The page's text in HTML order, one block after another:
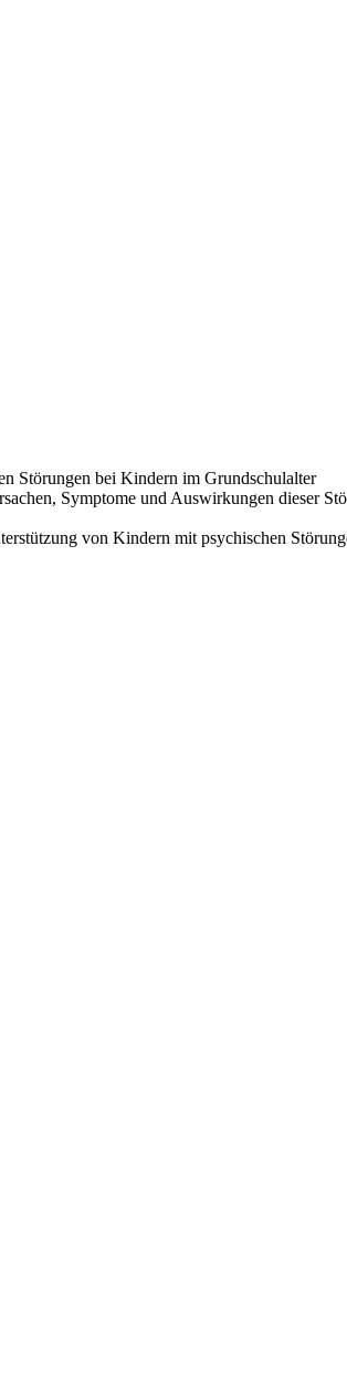
Störungen bei Kindern im Grundschulalter
Symptome und Auswirkungen dieser
von Kindern mit psychischen